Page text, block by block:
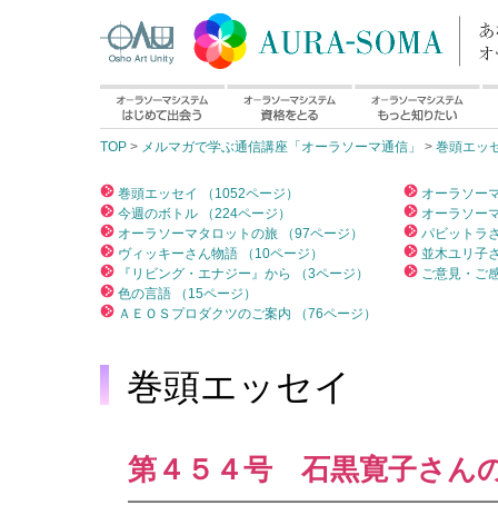
TOP > メルマガで学ぶ通信講座「オーラソーマ通信」 > 巻頭エッ
巻頭エッセイ （1052ページ）
今週のボトル （224ページ）
オーラソーマタロットの旅 （97ページ）
ヴィッキーさん物語 （10ページ）
『リビング・エナジー』から （3ページ）
色の言語 （15ページ）
ＡＥＯＳプロダクツのご案内 （76ページ）
オーラソー
オーラソー
パビットラ
並木ユリ子
ご意見・ご
巻頭エッセイ
第４５４号 石黒寛子さん